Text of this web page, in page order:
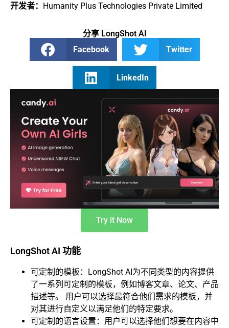
开发者： Humanity Plus Technologies Private Limited
分享 LongShot AI
Facebook
Twitter
LinkedIn
Try it Now
LongShot AI 功能
可定制的模板：LongShot AI为不同类型的内容提供
了一系列可定制的模板，例如博客文章、论文、产品
描述等。 用户可以选择最符合他们需求的模板，并
对其进行自定义以满足他们的特定要求。
可定制的语言设置：用户可以选择他们想要在内容中